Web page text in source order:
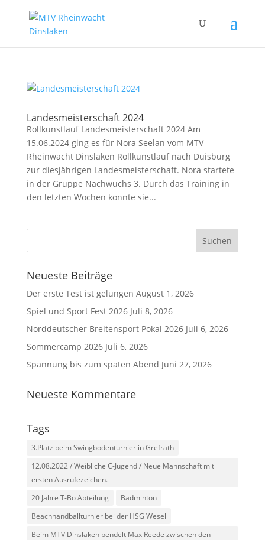
Landesmeisterschaft 2024
Rollkunstlauf Landesmeisterschaft 2024 Am
15.06.2024 ging es für Nora Seelan vom MTV
Rheinwacht Dinslaken Rollkunstlauf nach Duisburg
zur diesjährigen Landesmeisterschaft. Nora startete
in der Gruppe Nachwuchs 3. Durch das Training in
den letzten Wochen konnte sie...
Neueste Beiträge
Der erste Test ist gelungen August 1, 2026
Spiel und Sport Fest 2026 Juli 8, 2026
Norddeutscher Breitensport Pokal 2026 Juli 6, 2026
Sommercamp 2026 Juli 6, 2026
Spannung bis zum späten Abend Juni 27, 2026
Neueste Kommentare
Tags
3.Platz beim Swingbodenturnier in Grefrath
12.08.2022 / Weibliche C-Jugend / Neue Mannschaft mit
ersten Ausrufezeichen.
20 Jahre T-Bo Abteilung
Badminton
Beachhandballturnier bei der HSG Wesel
Beim MTV Dinslaken pendelt Max Reede zwischen den